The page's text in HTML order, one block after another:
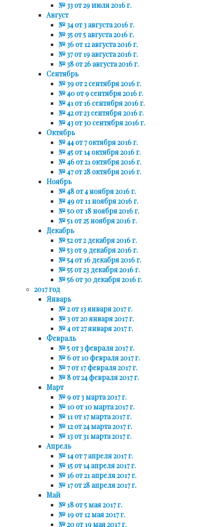
№ 33 от 29 июля 2016 г.
Август
№ 34 от 3 августа 2016 г.
№ 35 от 5 августа 2016 г.
№ 36 от 12 августа 2016 г.
№ 37 от 19 августа 2016 г.
№ 38 от 26 августа 2016 г.
Сентябрь
№ 39 от 2 сентября 2016 г.
№ 40 от 9 сентября 2016 г.
№ 41 от 16 сентября 2016 г.
№ 42 от 23 сентября 2016 г.
№ 43 от 30 сентября 2016 г.
Октябрь
№ 44 от 7 октября 2016 г.
№ 45 от 14 октября 2016 г.
№ 46 от 21 октября 2016 г.
№ 47 от 28 октября 2016 г.
Ноябрь
№ 48 от 4 ноября 2016 г.
№ 49 от 11 ноября 2016 г.
№ 50 от 18 ноября 2016 г.
№ 51 от 25 ноября 2016 г.
Декабрь
№ 52 от 2 декабря 2016 г.
№ 53 от 9 декабря 2016 г.
№ 54 от 16 декабря 2016 г.
№ 55 от 23 декабря 2016 г.
№ 56 от 30 декабря 2016 г.
2017 год
Январь
№ 2 от 13 января 2017 г.
№ 3 от 20 января 2017 г.
№ 4 от 27 января 2017 г.
Февраль
№ 5 от 3 февраля 2017 г.
№ 6 от 10 февраля 2017 г.
№ 7 от 17 февраля 2017 г.
№ 8 от 24 февраля 2017 г.
Март
№ 9 от 3 марта 2017 г.
№ 10 от 10 марта 2017 г.
№ 11 от 17 марта 2017 г.
№ 12 от 24 марта 2017 г.
№ 13 от 31 марта 2017 г.
Апрель
№ 14 от 7 апреля 2017 г.
№ 15 от 14 апреля 2017 г.
№ 16 от 21 апреля 2017 г.
№ 17 от 28 апреля 2017 г.
Май
№ 18 от 5 мая 2017 г.
№ 19 от 12 мая 2017 г.
№ 20 от 19 мая 2017 г.